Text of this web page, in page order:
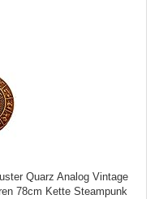
Quarz Analog Vintage
78cm Kette Steampunk